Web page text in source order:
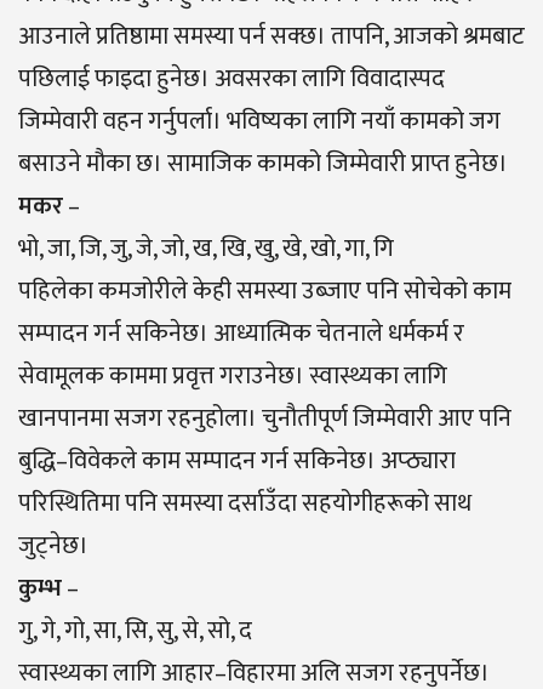
आउनाले प्रतिष्ठामा समस्या पर्न सक्छ। तापनि, आजको श्रमबाट
पछिलाई फाइदा हुनेछ। अवसरका लागि विवादास्पद
जिम्मेवारी वहन गर्नुपर्ला। भविष्यका लागि नयाँ कामको जग
बसाउने मौका छ। सामाजिक कामको जिम्मेवारी प्राप्त हुनेछ।
मकर–
भो, जा, जि, जु, जे, जो, ख, खि, खु, खे, खो, गा, गि
पहिलेका कमजोरीले केही समस्या उब्जाए पनि सोचेको काम
सम्पादन गर्न सकिनेछ। आध्यात्मिक चेतनाले धर्मकर्म र
सेवामूलक काममा प्रवृत्त गराउनेछ। स्वास्थ्यका लागि
खानपानमा सजग रहनुहोला। चुनौतीपूर्ण जिम्मेवारी आए पनि
बुद्धि–विवेकले काम सम्पादन गर्न सकिनेछ। अप्ठ्यारा
परिस्थितिमा पनि समस्या दर्साउँदा सहयोगीहरूको साथ
जुट्नेछ।
कुम्भ–
गु, गे, गो, सा, सि, सु, से, सो, द
स्वास्थ्यका लागि आहार–विहारमा अलि सजग रहनुपर्नेछ।